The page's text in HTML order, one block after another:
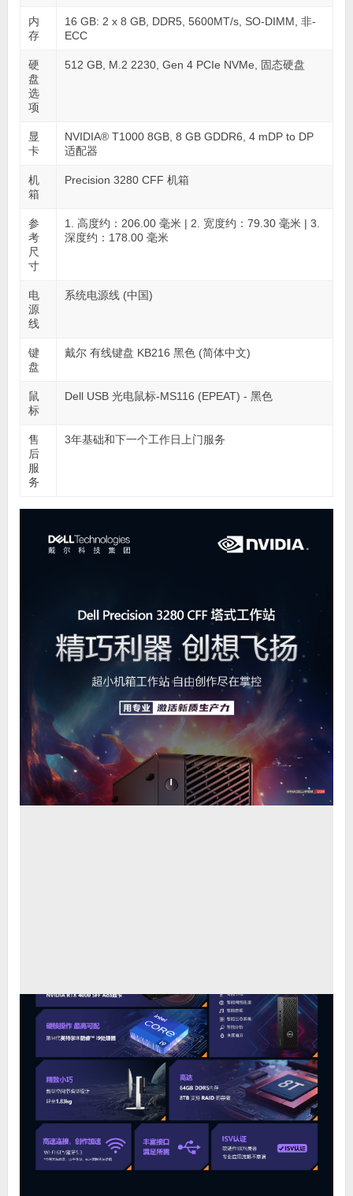
内
存
16 GB: 2 x 8 GB, DDR5, 5600MT/s, SO-DIMM, 非-
ECC
硬
盘
选
项
512 GB, M.2 2230, Gen 4 PCIe NVMe, 固态硬盘
显
卡
NVIDIA® T1000 8GB, 8 GB GDDR6, 4 mDP to DP
适配器
机
箱
Precision 3280 CFF 机箱
参
考
尺
寸
1. 高度约：206.00 毫米 | 2. 宽度约：79.30 毫米 | 3.
深度约：178.00 毫米
电
源
线
系统电源线 (中国)
键
盘
戴尔 有线键盘 KB216 黑色 (简体中文)
鼠
标
Dell USB 光电鼠标-MS116 (EPEAT) - 黑色
售
后
服
务
3年基础和下一个工作日上门服务